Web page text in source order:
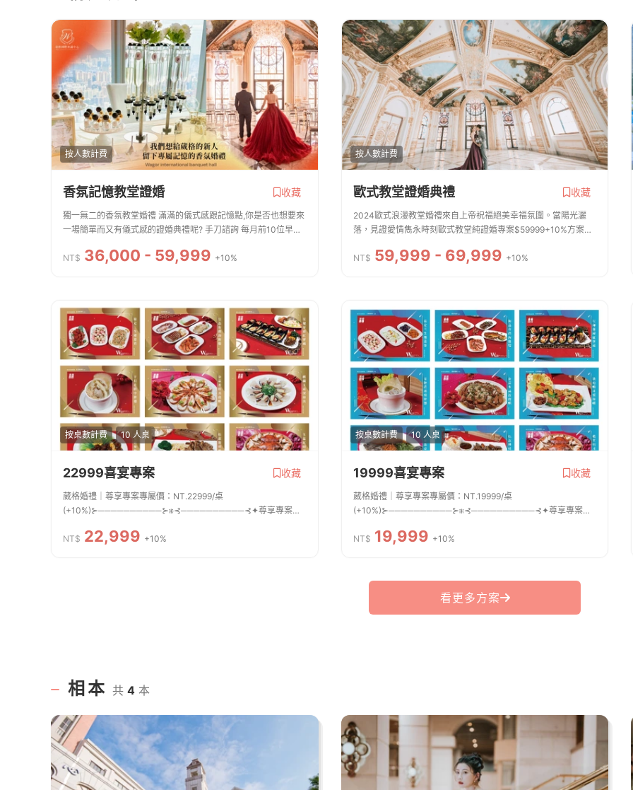
相本 共 4 本
按人數計費
香氛記憶教堂證婚 收藏
獨一無二的香氛教堂婚禮 滿滿的儀式感跟記憶點,你是否也想要來
一場簡單而又有儀式感的證婚典禮呢? 手刀諮詢 每月前10位早鳥
$59999+香氛套組$16800(50-80人適...
NT$ 36,000 - 59,999 +10%
按人數計費
歐式教堂證婚典禮 收藏
2024歐式浪漫教堂婚禮來自上帝祝福絕美幸福氛圍。當陽光灑
落，見證愛情雋永時刻歐式教堂純證婚專案$59999+10%方案内
婚主持人引導•自助英式茶點(60人份)•甜...
NT$ 59,999 - 69,999 +10%
按桌數計費 10 人桌
22999喜宴專案 收藏
葳格婚禮｜尊享專案專屬價：NT.22999/桌
(+10%)⊱──────────⊱⁜⊰──────────⊰✦尊享專案服
企劃 ✦專業婚禮主持人 ✦小管家服務 ✦專業音控人
NT$ 22,999 +10%
按桌數計費 10 人桌
19999喜宴專案 收藏
葳格婚禮｜尊享專案專屬價：NT.19999/桌
(+10%)⊱──────────⊱⁜⊰──────────⊰✦尊享專案服
企劃 ✦專業婚禮主持人 ✦小管家服務 ✦專業音控人
NT$ 19,999 +10%
看更多方案